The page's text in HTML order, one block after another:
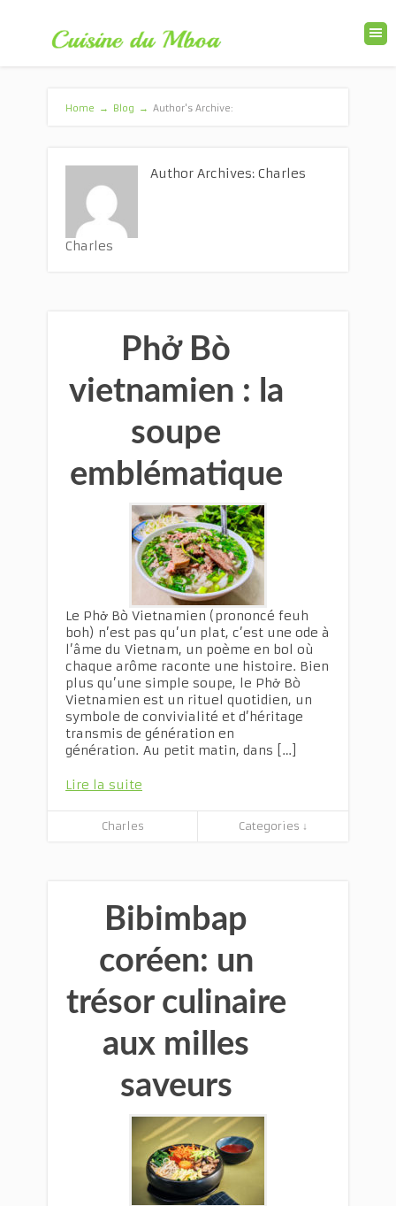
Home → Blog → Author's Archive:
Charles
Author Archives: Charles
Phở Bò
vietnamien : la
soupe
emblématique
Le Phở Bò Vietnamien (prononcé feuh
boh) n’est pas qu’un plat, c’est une ode à
l’âme du Vietnam, un poème en bol où
chaque arôme raconte une histoire. Bien
plus qu’une simple soupe, le Phở Bò
Vietnamien est un rituel quotidien, un
symbole de convivialité et d’héritage
transmis de génération en
génération. Au petit matin, dans […]
Lire la suite
Charles Categories ↓
Bibimbap
coréen: un
trésor culinaire
aux milles
saveurs